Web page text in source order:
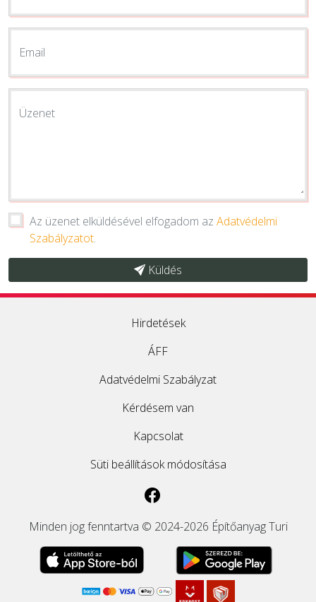
Email
Üzenet
Az üzenet elküldésével elfogadom az Adatvédelmi
Szabályzatot.
Küldés
Hirdetések
ÁFF
Adatvédelmi Szabályzat
Kérdésem van
Kapcsolat
Süti beállítások módosítása
Minden jog fenntartva © 2024-2026 Építőanyag Turi